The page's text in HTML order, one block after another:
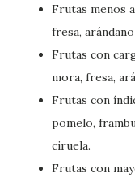
Frutas menos
fresa,
Frutas con
mora, fresa,
Frutas con
pomelo,
ciruela.
Frutas con